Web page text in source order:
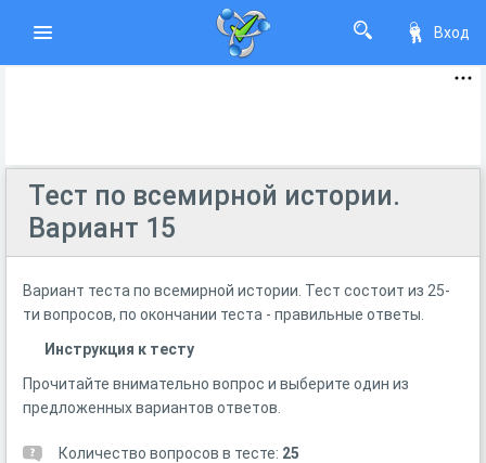
Вход
Тест по всемирной истории.
Вариант 15
Вариант теста по всемирной истории. Тест состоит из 25-
ти вопросов, по окончании теста - правильные ответы.
Инструкция к тесту
Прочитайте внимательно вопрос и выберите один из
предложенных вариантов ответов.
Количество вопросов в тесте: 25